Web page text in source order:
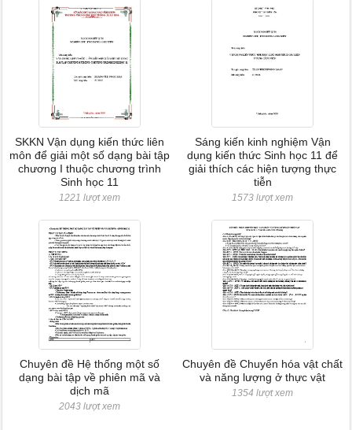
SKKN Vận dụng kiến thức liên
môn để giải một số dạng bài tập
chương I thuộc chương trình
Sinh học 11
1221 lượt xem
Sáng kiến kinh nghiệm Vận
dụng kiến thức Sinh học 11 để
giải thích các hiện tượng thực
tiễn
1573 lượt xem
Chuyên đề Hệ thống một số
dạng bài tập về phiên mã và
dịch mã
2043 lượt xem
Chuyên đề Chuyển hóa vật chất
và năng lượng ở thực vật
1354 lượt xem